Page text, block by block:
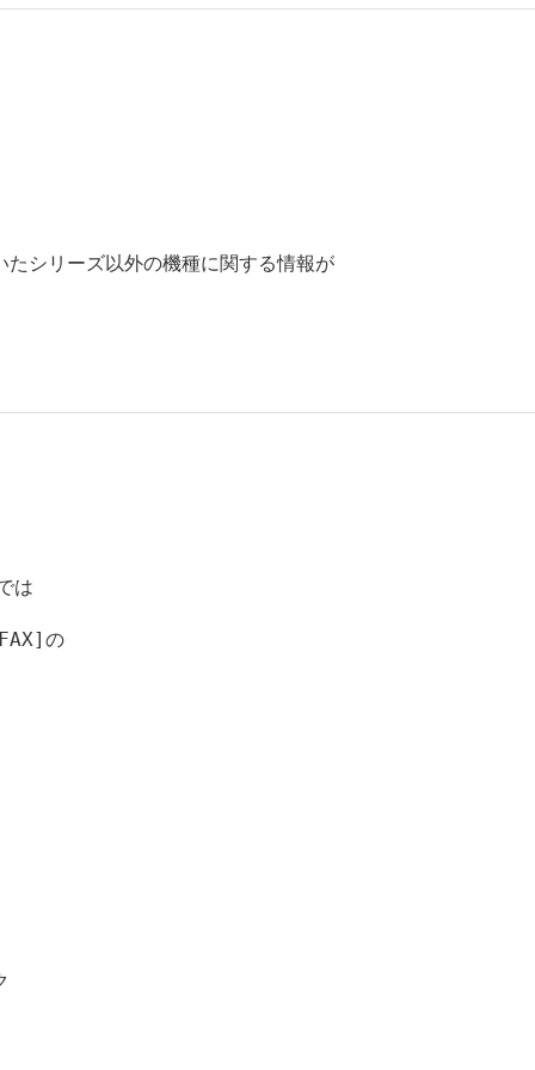
シリーズ以外の機種に関する情報が
は
の